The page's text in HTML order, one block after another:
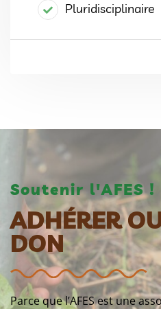
Pluridisciplinaire
Soutenir l'AFES !
ADHÉRER
DON
Parce que l’AFES est une